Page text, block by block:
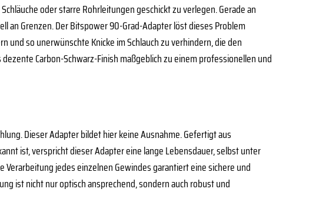
oder starre Rohrleitungen geschickt zu verlegen. Gerade an
an Grenzen. Der Bitspower 90-Grad-Adapter löst dieses Problem
so unerwünschte Knicke im Schlauch zu verhindern, die den
Carbon-Schwarz-Finish maßgeblich zu einem professionellen und
Dieser Adapter bildet hier keine Ausnahme. Gefertigt aus
ist, verspricht dieser Adapter eine lange Lebensdauer, selbst unter
jedes einzelnen Gewindes garantiert eine sichere und
ist nicht nur optisch ansprechend, sondern auch robust und